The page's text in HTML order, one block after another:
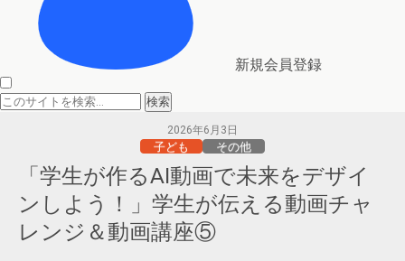
新規会員登録
2026年6月3日
子ども その他
「学生が作るAI動画で未来をデザイ
ンしよう！」学生が伝える動画チャ
レンジ＆動画講座⑤